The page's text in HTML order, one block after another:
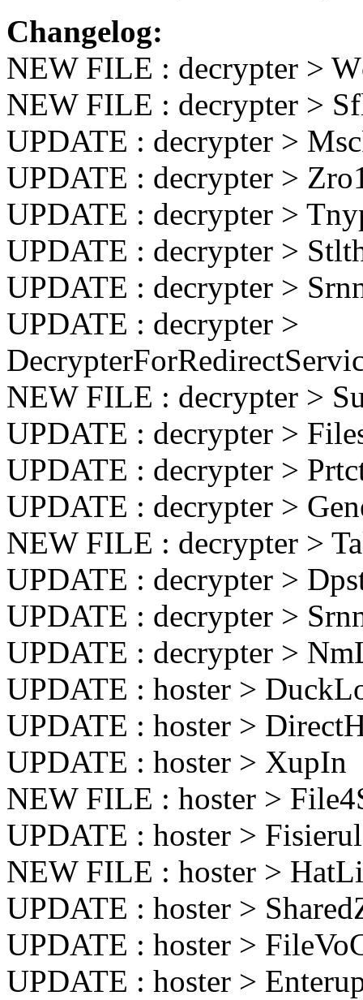
Changelog:
NEW FILE : decrypter >
NEW FILE : decrypter >
UPDATE : decrypter >
UPDATE : decrypter >
UPDATE : decrypter >
UPDATE : decrypter >
UPDATE : decrypter >
UPDATE : decrypter >
NEW FILE : decrypter >
UPDATE : decrypter >
UPDATE : decrypter >
UPDATE : decrypter >
NEW FILE : decrypter >
UPDATE : decrypter >
UPDATE : decrypter >
UPDATE : decrypter >
UPDATE : hoster >
UPDATE : hoster >
UPDATE : hoster > XupIn
NEW FILE : hoster >
UPDATE : hoster >
NEW FILE : hoster >
UPDATE : hoster >
UPDATE : hoster >
UPDATE : hoster >